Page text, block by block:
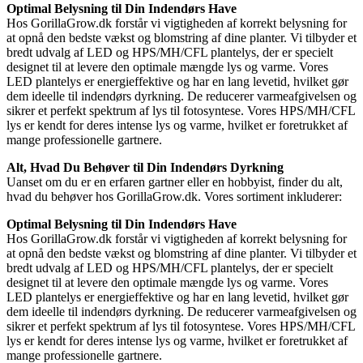
Optimal Belysning til Din Indendørs Have
Hos GorillaGrow.dk forstår vi vigtigheden af korrekt belysning for
at opnå den bedste vækst og blomstring af dine planter. Vi tilbyder et
bredt udvalg af LED og HPS/MH/CFL plantelys, der er specielt
designet til at levere den optimale mængde lys og varme. Vores
LED plantelys er energieffektive og har en lang levetid, hvilket gør
dem ideelle til indendørs dyrkning. De reducerer varmeafgivelsen og
sikrer et perfekt spektrum af lys til fotosyntese. Vores HPS/MH/CFL
lys er kendt for deres intense lys og varme, hvilket er foretrukket af
mange professionelle gartnere.
Alt, Hvad Du Behøver til Din Indendørs Dyrkning
Uanset om du er en erfaren gartner eller en hobbyist, finder du alt,
hvad du behøver hos GorillaGrow.dk. Vores sortiment inkluderer:
Optimal Belysning til Din Indendørs Have
Hos GorillaGrow.dk forstår vi vigtigheden af korrekt belysning for
at opnå den bedste vækst og blomstring af dine planter. Vi tilbyder et
bredt udvalg af LED og HPS/MH/CFL plantelys, der er specielt
designet til at levere den optimale mængde lys og varme. Vores
LED plantelys er energieffektive og har en lang levetid, hvilket gør
dem ideelle til indendørs dyrkning. De reducerer varmeafgivelsen og
sikrer et perfekt spektrum af lys til fotosyntese. Vores HPS/MH/CFL
lys er kendt for deres intense lys og varme, hvilket er foretrukket af
mange professionelle gartnere.